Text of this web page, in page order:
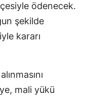
ödenecek.
şekilde
kararı
mali yükü